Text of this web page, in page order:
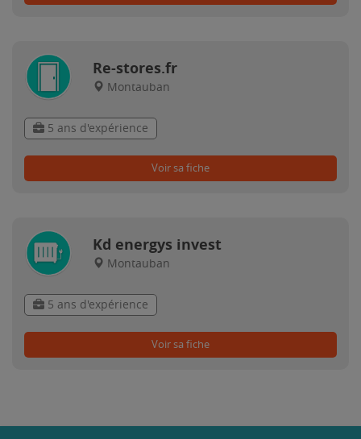
Re-stores.fr
Montauban
5 ans d'expérience
Voir sa fiche
Kd energys invest
Montauban
5 ans d'expérience
Voir sa fiche